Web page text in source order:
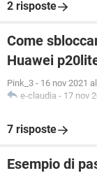
2 risposte
Come
Huawei
Pink_3 - 16 nov 2021
e-claudia - 17 nov
7 risposte
Esempio di